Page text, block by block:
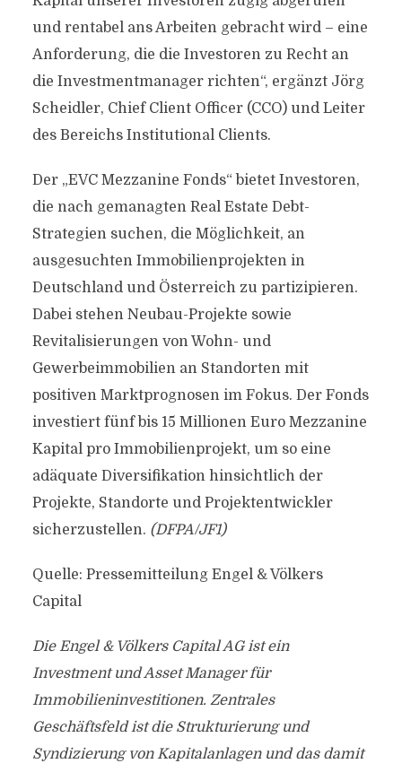
und rentabel ans Arbeiten gebracht wird – eine
Anforderung, die die Investoren zu Recht an
die Investmentmanager richten“, ergänzt Jörg
Scheidler, Chief Client Officer (CCO) und Leiter
des Bereichs Institutional Clients.
Der „EVC Mezzanine Fonds“ bietet Investoren,
die nach gemanagten Real Estate Debt-
Strategien suchen, die Möglichkeit, an
ausgesuchten Immobilienprojekten in
Deutschland und Österreich zu partizipieren.
Dabei stehen Neubau-Projekte sowie
Revitalisierungen von Wohn- und
Gewerbeimmobilien an Standorten mit
positiven Marktprognosen im Fokus. Der Fonds
investiert fünf bis 15 Millionen Euro Mezzanine
Kapital pro Immobilienprojekt, um so eine
adäquate Diversifikation hinsichtlich der
Projekte, Standorte und Projektentwickler
sicherzustellen. (DFPA/JF1)
Quelle: Pressemitteilung Engel & Völkers
Capital
Die Engel & Völkers Capital AG ist ein
Investment und Asset Manager für
Immobilieninvestitionen. Zentrales
Geschäftsfeld ist die Strukturierung und
Syndizierung von Kapitalanlagen und das damit